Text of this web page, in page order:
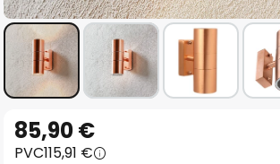
to
the
85,90 €
PVC115,91 €